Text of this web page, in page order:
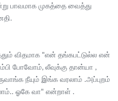
பாவமாக முகத்தை வைத்து
விதமாக "என் தங்கபட்டுல்ல என்
போவோம், லீவுக்கு தான்யா ,
நீயும் இங்க வரலாம் .அப்புறம்
ஓகே வா" என்றாள் .